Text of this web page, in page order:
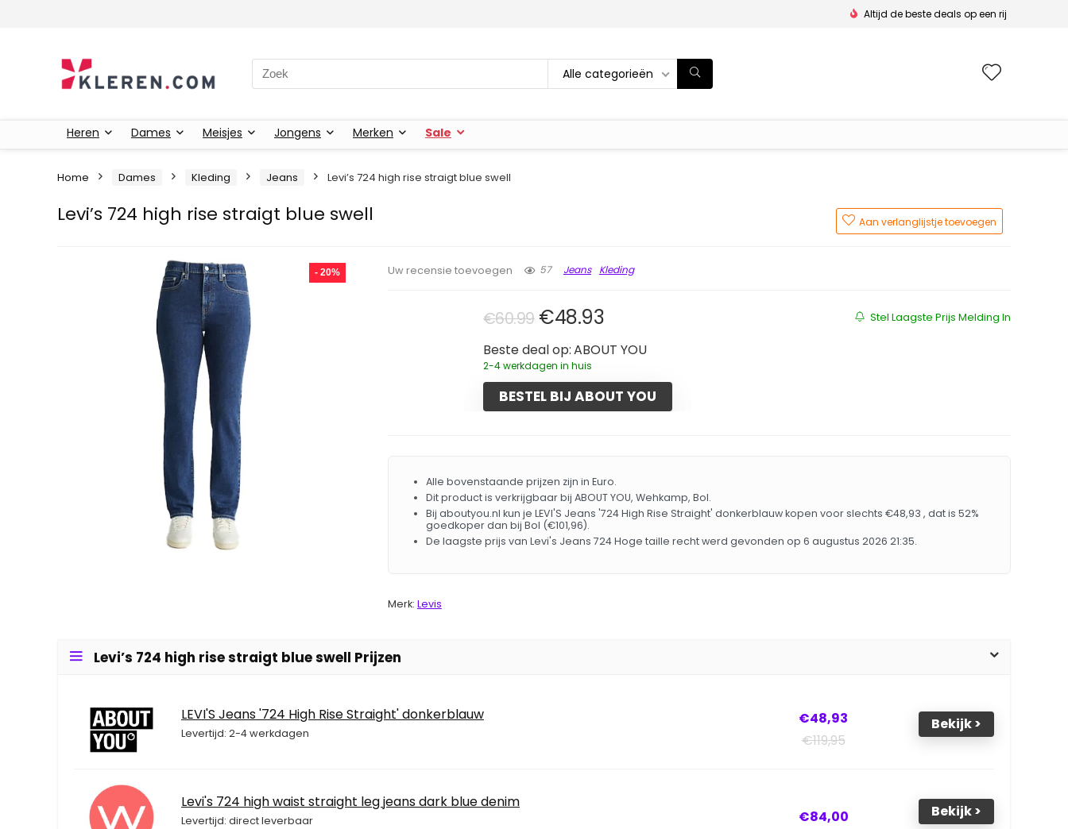
Altijd de beste deals op een rij
Zoeken naar: Alle categorieën
Heren Dames Meisjes Jongens Merken Sale
Home Dames Kleding Jeans Levi’s 724 high rise straigt blue swell
Levi’s 724 high rise straigt blue swell Aan verlanglijstje toevoegen
- 20% Uw recensie toevoegen 57 Jeans Kleding
Stel Laagste Prijs Melding In
€60.99 Oorspronkelijke prijs was: €60.99.
€48.93Huidige prijs is: €48.93.
Beste deal op: ABOUT YOU
2-4 werkdagen in huis
BESTEL BIJ ABOUT YOU
Alle bovenstaande prijzen zijn in Euro.
Dit product is verkrijgbaar bij ABOUT YOU, Wehkamp, Bol.
Bij aboutyou.nl kun je LEVI'S Jeans '724 High Rise Straight' donkerblauw kopen voor slechts €48,93 , dat is 52%
goedkoper dan bij Bol (€101,96).
De laagste prijs van Levi's Jeans 724 Hoge taille recht werd gevonden op 6 augustus 2026 21:35.
Merk: Levis
Levi’s 724 high rise straigt blue swell Prijzen
LEVI'S Jeans '724 High Rise Straight' donkerblauw
Levertijd: 2-4 werkdagen
€48,93
€119,95
Bekijk >
Levi's 724 high waist straight leg jeans dark blue denim
Levertijd: direct leverbaar €84,00 Bekijk >